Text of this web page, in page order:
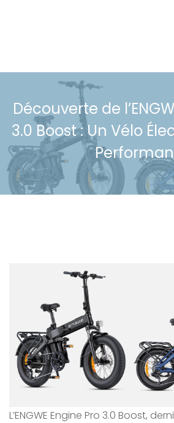
Découverte de
3.0 Boost : Un Vélo
L’ENGWE Engine Pro 3.0 Boost,